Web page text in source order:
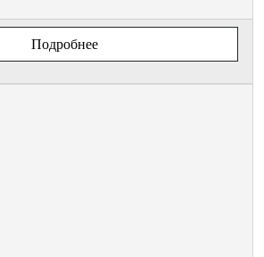
Подробнее